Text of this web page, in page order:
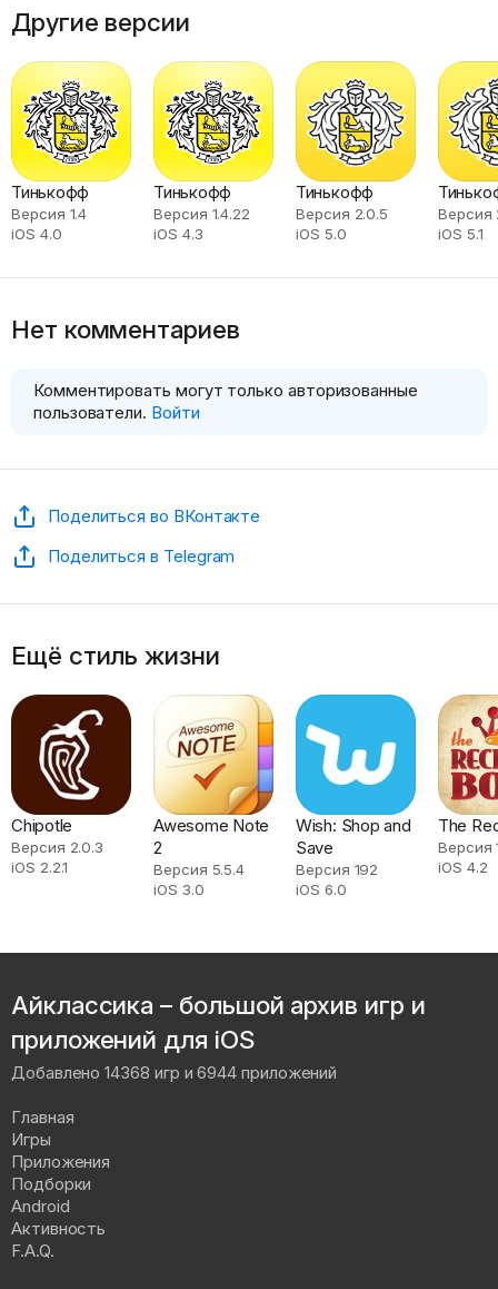
Другие версии
Тинькофф
Версия 1.4
iOS 4.0
Тинькофф
Версия 1.4.22
iOS 4.3
Тинькофф
Версия 2.0.5
iOS 5.0
Версия
iOS 5.1
Нет комментариев
Комментировать могут только авторизованные
пользователи. Войти
Поделиться во ВКонтакте
Поделиться в Telegram
Ещё стиль жизни
Chipotle
Версия 2.0.3
iOS 2.2.1
Awesome Note
2
Версия 5.5.4
iOS 3.0
Wish: Shop and
Save
Версия 192
iOS 6.0
The
Версия
iOS 4.2
Айклассика – большой архив игр и
приложений для iOS
Добавлено 14368 игр и 6944 приложений
Главная
Игры
Приложения
Подборки
Android
Активность
F.A.Q.